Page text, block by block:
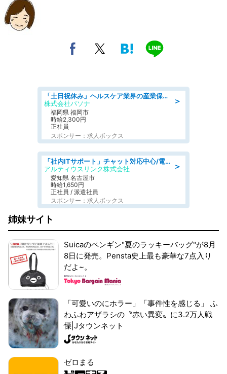
＞
「土日祝休み」ヘルスケア業界の産業保健師/高時給/未経験OK/要資格:保健師、正看護師
株式会社パソナ
福岡県 福岡市
時給2,300円
正社員
スポンサー：求人ボックス
＞
「社内ITサポート」チャット対応中心/電話少なめ/土日祝休/名古屋市港区
アルティウスリンク株式会社
愛知県 名古屋市
時給1,650円
正社員 / 派遣社員
スポンサー：求人ボックス
姉妹サイト
Suicaのペンギン"夏のラッキーバッグ"が8月
8日に発売。Pensta史上最も豪華な7点入り
だよ~。
「可愛いのにホラー」「事件性を感じる」 ふ
わふわアザラシの〝赤い異変〟に3.2万人戦
慄|Jタウンネット
ゼロまる